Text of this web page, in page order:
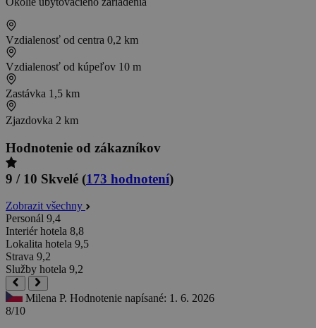
Vzdialenosť od centra 0,2 km
Vzdialenosť od kúpeľov 10 m
Zastávka 1,5 km
Zjazdovka 2 km
Hodnotenie od zákazníkov
9 / 10 Skvelé (173 hodnotení)
Zobrazit všechny
Personál 9,4
Interiér hotela 8,8
Lokalita hotela 9,5
Strava 9,2
Služby hotela 9,2
Milena P. Hodnotenie napísané: 1. 6. 2026
8/10